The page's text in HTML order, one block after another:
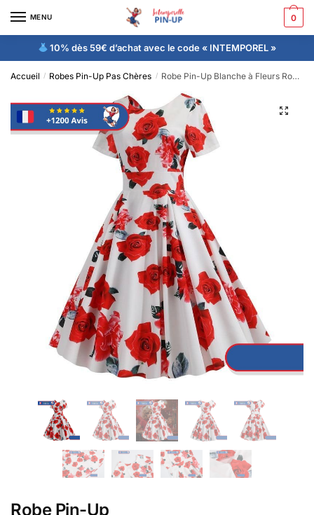
MENU 0
10% dès 59€ d’achat avec le code « INTEMPOREL »
Accueil / Robes Pin-Up Pas Chères / Robe Pin-Up Blanche à Fleurs Rouges Vintage 50’s Rockabilly
Robe Pin-Up